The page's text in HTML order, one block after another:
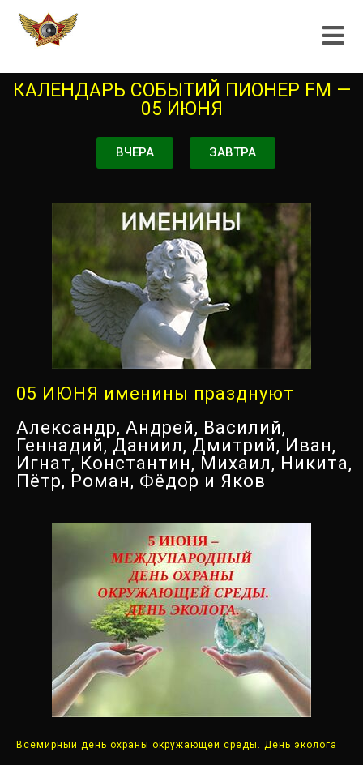
КАЛЕНДАРЬ СОБЫТИЙ ПИОНЕР FM —
05 ИЮНЯ
ВЧЕРА ЗАВТРА
05 ИЮНЯ именины празднуют
Александр, Андрей, Василий,
Геннадий, Даниил, Дмитрий, Иван,
Игнат, Константин, Михаил, Никита,
Пётр, Роман, Фёдор и Яков
Всемирный день охраны окружающей среды. День эколога